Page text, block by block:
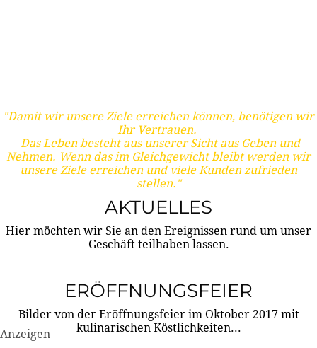
"Damit wir unsere Ziele erreichen können, benötigen wir
Ihr Vertrauen.
Das Leben besteht aus unserer Sicht aus Geben und
Nehmen. Wenn das im Gleichgewicht bleibt werden wir
unsere Ziele erreichen und viele Kunden zufrieden
stellen."
AKTUELLES
Hier möchten wir Sie an den Ereignissen rund um unser
Geschäft teilhaben lassen.
ERÖFFNUNGSFEIER
Bilder von der Eröffnungsfeier im Oktober 2017 mit
kulinarischen Köstlichkeiten...
Anzeigen